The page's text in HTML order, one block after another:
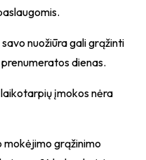
nuožiūra gali grąžinti
dienas.
įmokos nėra
mokėjimo grąžinimo